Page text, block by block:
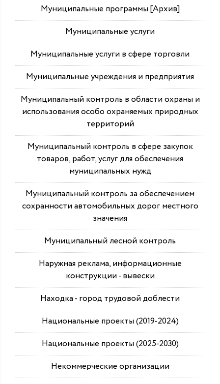
Муниципальные программы [Архив]
Муниципальные услуги
Муниципальные услуги в сфере торговли
Муниципальные учреждения и предприятия
Муниципальный контроль в области охраны и
использования особо охраняемых природных
территорий
Муниципальный контроль в сфере закупок
товаров, работ, услуг для обеспечения
муниципальных нужд
Муниципальный контроль за обеспечением
сохранности автомобильных дорог местного
значения
Муниципальный лесной контроль
Наружная реклама, информационные
конструкции - вывески
Находка - город трудовой доблести
Национальные проекты (2019-2024)
Национальные проекты (2025-2030)
Некоммерческие организации